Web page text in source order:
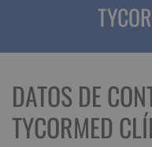
DATOS DE
TYCORMED